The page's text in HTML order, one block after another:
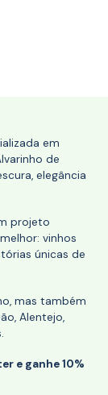
em
de
elegância
projeto
vinhos
únicas de
mas também
Alentejo,
e ganhe 10%